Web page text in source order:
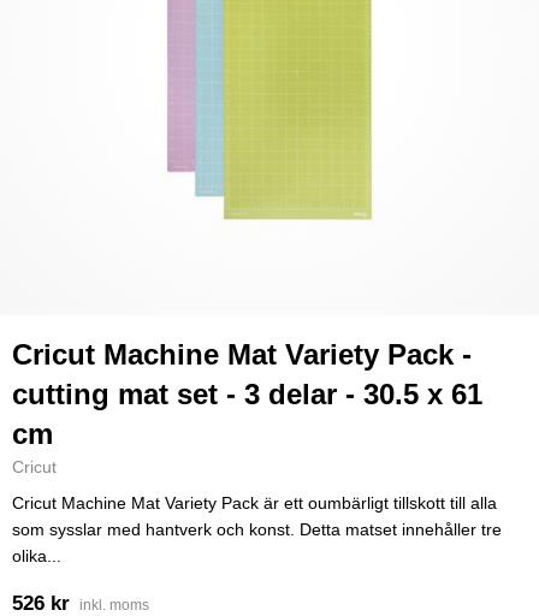
Cricut Machine Mat Variety Pack -
cutting mat set - 3 delar - 30.5 x 61
cm
Cricut
Cricut Machine Mat Variety Pack är ett oumbärligt tillskott till alla
som sysslar med hantverk och konst. Detta matset innehåller tre
olika...
526 kr inkl. moms